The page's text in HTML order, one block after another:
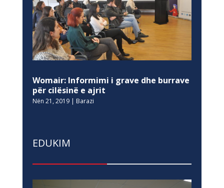
Womair: Informimi i grave dhe burrave
për cilësinë e ajrit
Nën 21, 2019| Barazi
EDUKIM